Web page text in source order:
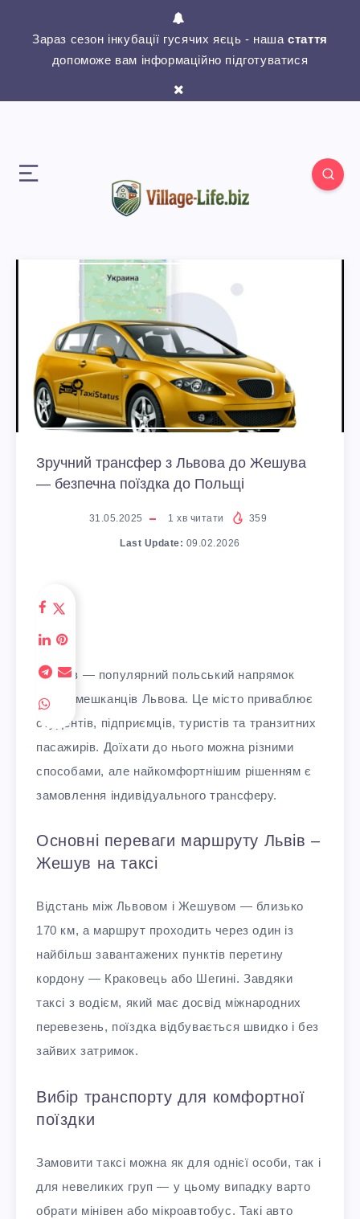
Зараз сезон інкубації гусячих яєць - нашастаття
допоможе вам інформаційно підготуватися
Зручний трансфер з Львова до Жешува
— безпечна поїздка до Польщі
31.05.2025 1 хв читати 359
Last Update: 09.02.2026
Жешув — популярний польський напрямок
серед мешканців Львова. Це місто приваблює
студентів, підприємців, туристів та транзитних
пасажирів. Доїхати до нього можна різними
способами, але найкомфортнішим рішенням є
замовлення індивідуального трансферу.
Основні переваги маршруту Львів –
Жешув на таксі
Відстань між Львовом і Жешувом — близько
170 км, а маршрут проходить через один із
найбільш завантажених пунктів перетину
кордону — Краковець або Шегині. Завдяки
таксі з водієм, який має досвід міжнародних
перевезень, поїздка відбувається швидко і без
зайвих затримок.
Вибір транспорту для комфортної
поїздки
Замовити таксі можна як для однієї особи, так і
для невеликих груп — у цьому випадку варто
обрати мінівен або мікроавтобус. Такі авто